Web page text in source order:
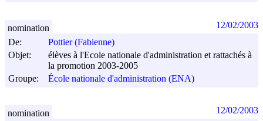
De:
Pottier (Fabienne)
Objet:
élèves à l'Ecole nationale d'administration et rattachés à
la promotion 2003-2005
Groupe:
École nationale d'administration (ENA)
nomination 12/02/2003
nomination 12/02/2003